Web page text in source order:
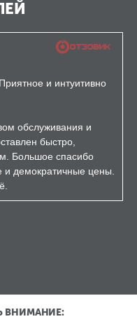
и интуитивно
обслуживания и
быстро,
Большое спасибо
и демократичные цены.
ВНИМАНИЕ: